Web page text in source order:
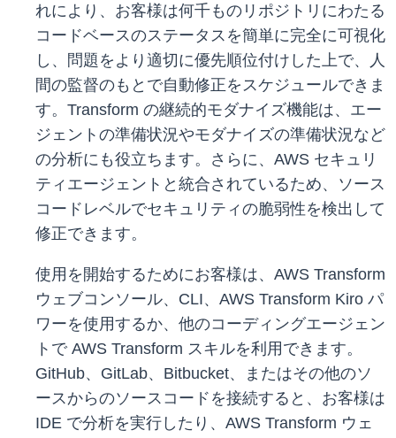
れにより、お客様は何千ものリポジトリにわたる
コードベースのステータスを簡単に完全に可視化
し、問題をより適切に優先順位付けした上で、人
間の監督のもとで自動修正をスケジュールできま
す。Transform の継続的モダナイズ機能は、エー
ジェントの準備状況やモダナイズの準備状況など
の分析にも役立ちます。さらに、AWS セキュリ
ティエージェントと統合されているため、ソース
コードレベルでセキュリティの脆弱性を検出して
修正できます。
使用を開始するためにお客様は、AWS Transform
ウェブコンソール、CLI、AWS Transform Kiro パ
ワーを使用するか、他のコーディングエージェン
トで AWS Transform スキルを利用できます。
GitHub、GitLab、Bitbucket、またはその他のソ
ースからのソースコードを接続すると、お客様は
IDE で分析を実行したり、AWS Transform ウェ